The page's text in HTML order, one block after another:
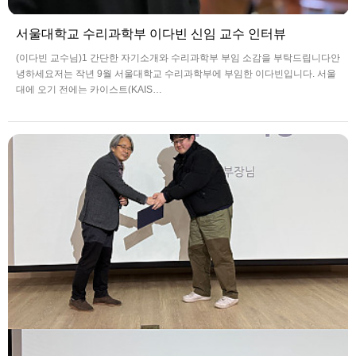
서울대학교 수리과학부 이다빈 신임 교수 인터뷰
(이다빈 교수님)1 간단한 자기소개와 수리과학부 부임 소감을 부탁드립니다안
녕하세요저는 작년 9월 서울대학교 수리과학부에 부임한 이다빈입니다. 서울
대에 오기 전에는 카이스트(KAIS…